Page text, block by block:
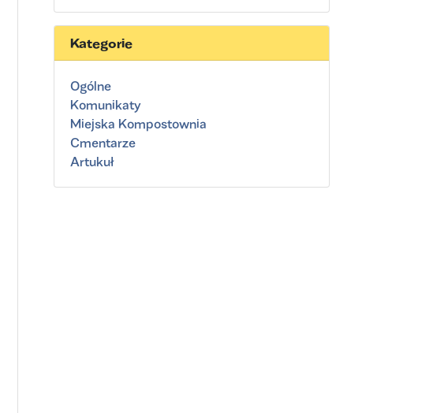
Kategorie
Ogólne
Komunikaty
Miejska Kompostownia
Cmentarze
Artukuł